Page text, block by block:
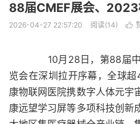
88届CMEF展会、2023
2026-04-27 22:57:20 阅读(14) 
10月28日，第88届中
览会在深圳拉开序幕，全球
康物联网医院携数字人体元宇
康远望学习屏等多项科技创新